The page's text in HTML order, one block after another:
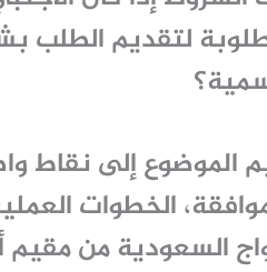
لتقديم
الموضوع إلى نقاط
الخطوات
السعودية من